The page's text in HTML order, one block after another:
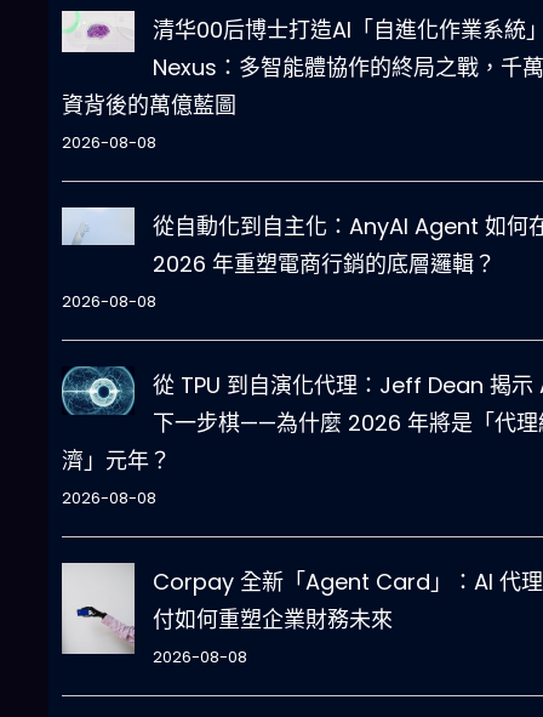
清华00后博士打造AI「自進化作業系統
Nexus：多智能體協作的終局之戰，千
資背後的萬億藍圖
2026-08-08
從自動化到自主化：AnyAI Agent 如何
2026 年重塑電商行銷的底層邏輯？
2026-08-08
從 TPU 到自演化代理：Jeff Dean 揭示
下一步棋——為什麼 2026 年將是「代理
濟」元年？
2026-08-08
Corpay 全新「Agent Card」：AI 代
付如何重塑企業財務未來
2026-08-08